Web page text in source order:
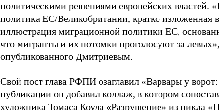
политическими решениями европейских властей.
политика ЕС/Великобритании, кратко изложенная
иллюстрация миграционной политики ЕС,
что мигранты и их потомки проголосуют за
опубликованного Дмитриевым.
Свой пост глава РФПИ озаглавил «Варвары у
публикации он добавил коллаж, в котором
художника Томаса Коула «Разрушение» из цикла